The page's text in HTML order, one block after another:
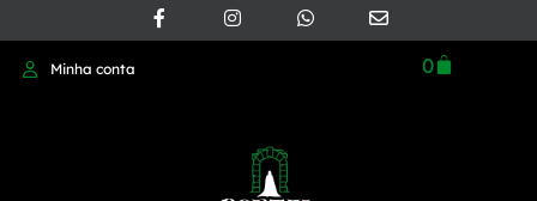
Minha conta 0